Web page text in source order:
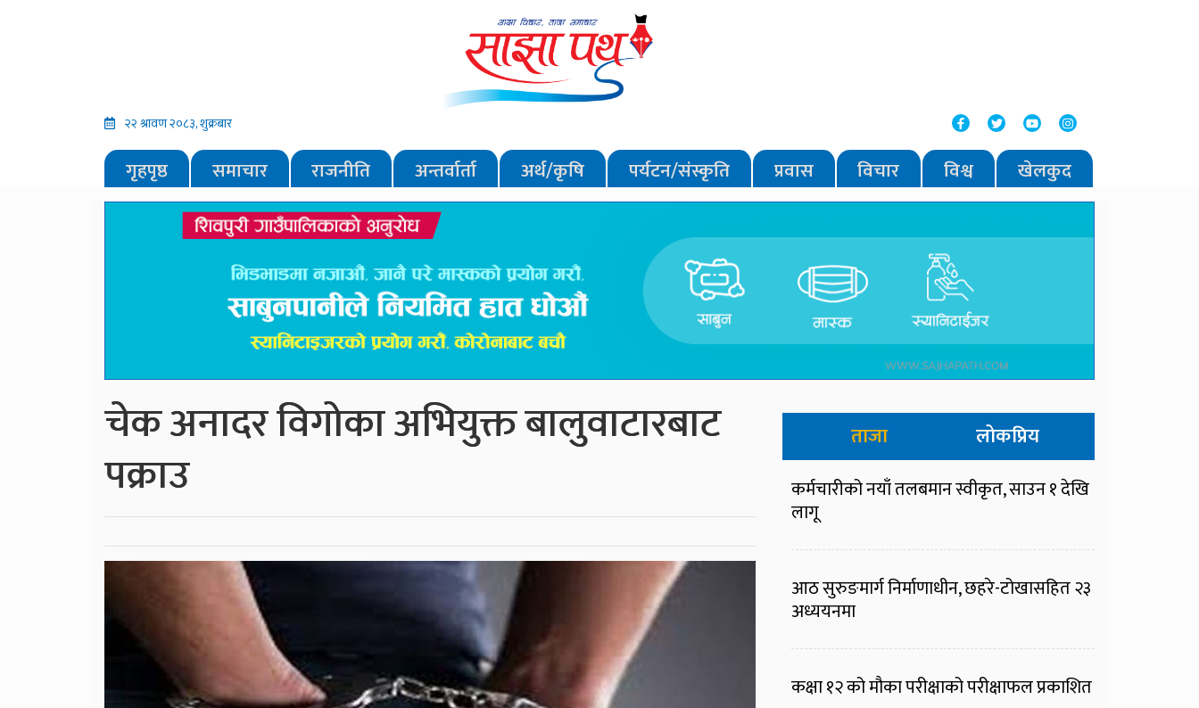
२२ श्रावण २०८३, शुक्रबार
गृहपृष्ठ समाचार राजनीति अन्तर्वार्ता अर्थ/कृषि पर्यटन/संस्कृति प्रवास विचार विश्व खेलकुद
चेक अनादर विगोका अभियुक्त बालुवाटारबाट
पक्राउ
ताजा लोकप्रिय
कर्मचारीको नयाँ तलबमान स्वीकृत, साउन १ देखि
लागू
आठ सुरुङमार्ग निर्माणाधीन, छहरे-टोखासहित २३
अध्ययनमा
कक्षा १२ को मौका परीक्षाको परीक्षाफल प्रकाशित